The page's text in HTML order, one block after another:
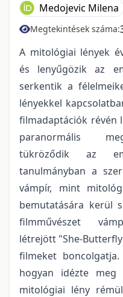
Medojevic Milena
Megtekintések száma:
A mitológiai lények
és lenyűgözik az
serkentik a
lényekkel
filmadaptációk révén
paranormális
tükröződik az
tanulmányban a
vámpír, mint
bemutatására kerül
filmművészet
létrejött "She-
filmeket
hogyan idézte
mitológiai lény